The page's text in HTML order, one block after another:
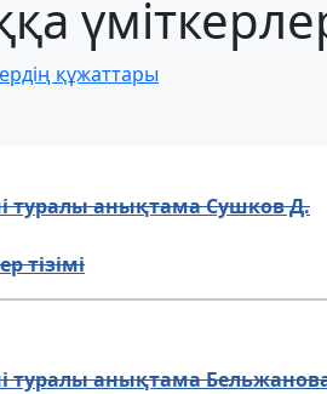
құжаттары
туралы анықтама Сушков Д.
тізімі
туралы анықтама